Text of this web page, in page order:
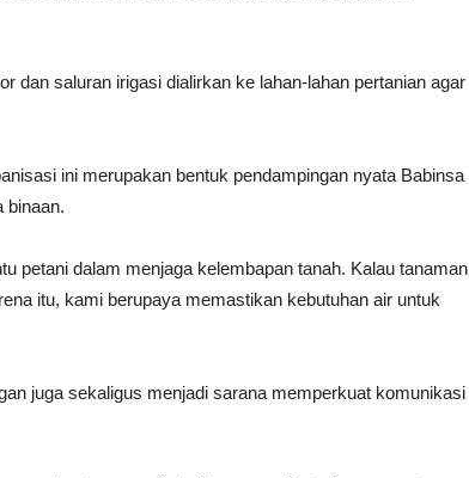
dan saluran irigasi dialirkan ke lahan-lahan pertanian agar
ini merupakan bentuk pendampingan nyata Babinsa
binaan.
petani dalam menjaga kelembapan tanah. Kalau tanaman
itu, kami berupaya memastikan kebutuhan air untuk
juga sekaligus menjadi sarana memperkuat komunikasi